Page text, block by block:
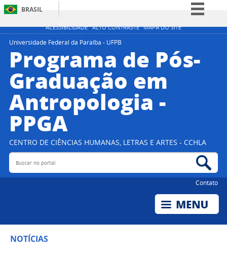
ACESSIBILIDADE ALTO CONTRASTE MAPA DO SITE
BRASIL
Simplifique!
Participe
Legislação
Canais
Universidade Federal da Paraíba - UFPB
Programa de Pós-
Graduação em
Antropologia -
PPGA
CENTRO DE CIÊNCIAS HUMANAS, LETRAS E ARTES - CCHLA
Buscar no portal
Contato
NOTÍCIAS